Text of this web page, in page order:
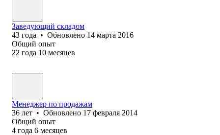
Заведующий складом
43 года • Обновлено 14 марта 2016
Общий опыт
22 года 10 месяцев
Менеджер по продажам
36 лет • Обновлено 17 февраля 2014
Общий опыт
4 года 6 месяцев